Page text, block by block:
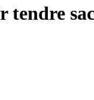
tendre